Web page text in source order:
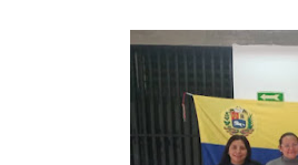
Gobierno bolivariano
Niños merideños
Hospital universitario